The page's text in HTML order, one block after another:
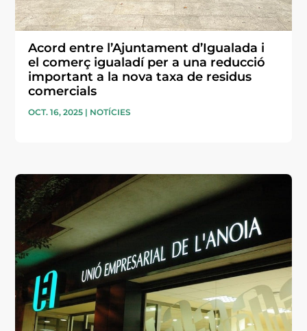
Acord entre l’Ajuntament d’Igualada i
el comerç igualadí per a una reducció
important a la nova taxa de residus
comercials
OCT. 16, 2025 | NOTÍCIES